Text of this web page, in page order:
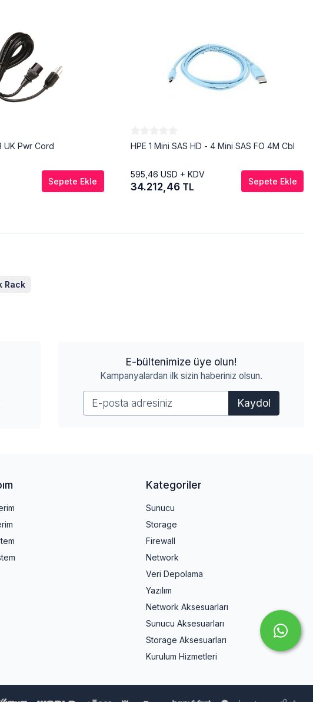
UK Pwr Cord
Sepete Ekle
HPE 1 Mini SAS HD - 4 Mini SAS FO 4M Cbl
595,46 USD + KDV
34.212,46 TL Sepete Ekle
Rack
E-bültenimize üye olun!
Kampanyalardan ilk sizin haberiniz olsun.
Kaydol
Kategoriler
Sunucu
Storage
Firewall
Network
Veri Depolama
Yazılım
Network Aksesuarları
Sunucu Aksesuarları
Storage Aksesuarları
Kurulum Hizmetleri